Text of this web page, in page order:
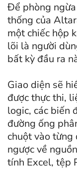
Để phòng
thống của
một chiếc hộp
lõi là người
bất kỳ đầu ra
Giao diện sẽ
được thực thi,
logic, các biến
đường ống
chuột vào
ngược về
tính Excel, tệp